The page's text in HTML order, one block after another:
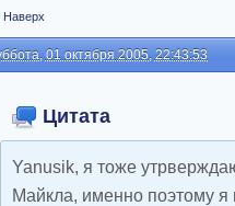
Наверх
01 октября 2005, 22:43:53
Цитата
Yanusik, я тоже
Майкла, именно поэтому